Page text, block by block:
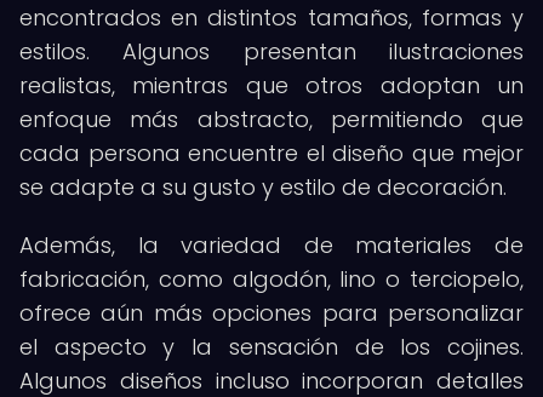
encontrados en distintos tamaños, formas y
estilos. Algunos presentan ilustraciones
realistas, mientras que otros adoptan un
enfoque más abstracto, permitiendo que
cada persona encuentre el diseño que mejor
se adapte a su gusto y estilo de decoración.
Además, la variedad de materiales de
fabricación, como algodón, lino o terciopelo,
ofrece aún más opciones para personalizar
el aspecto y la sensación de los cojines.
Algunos diseños incluso incorporan detalles